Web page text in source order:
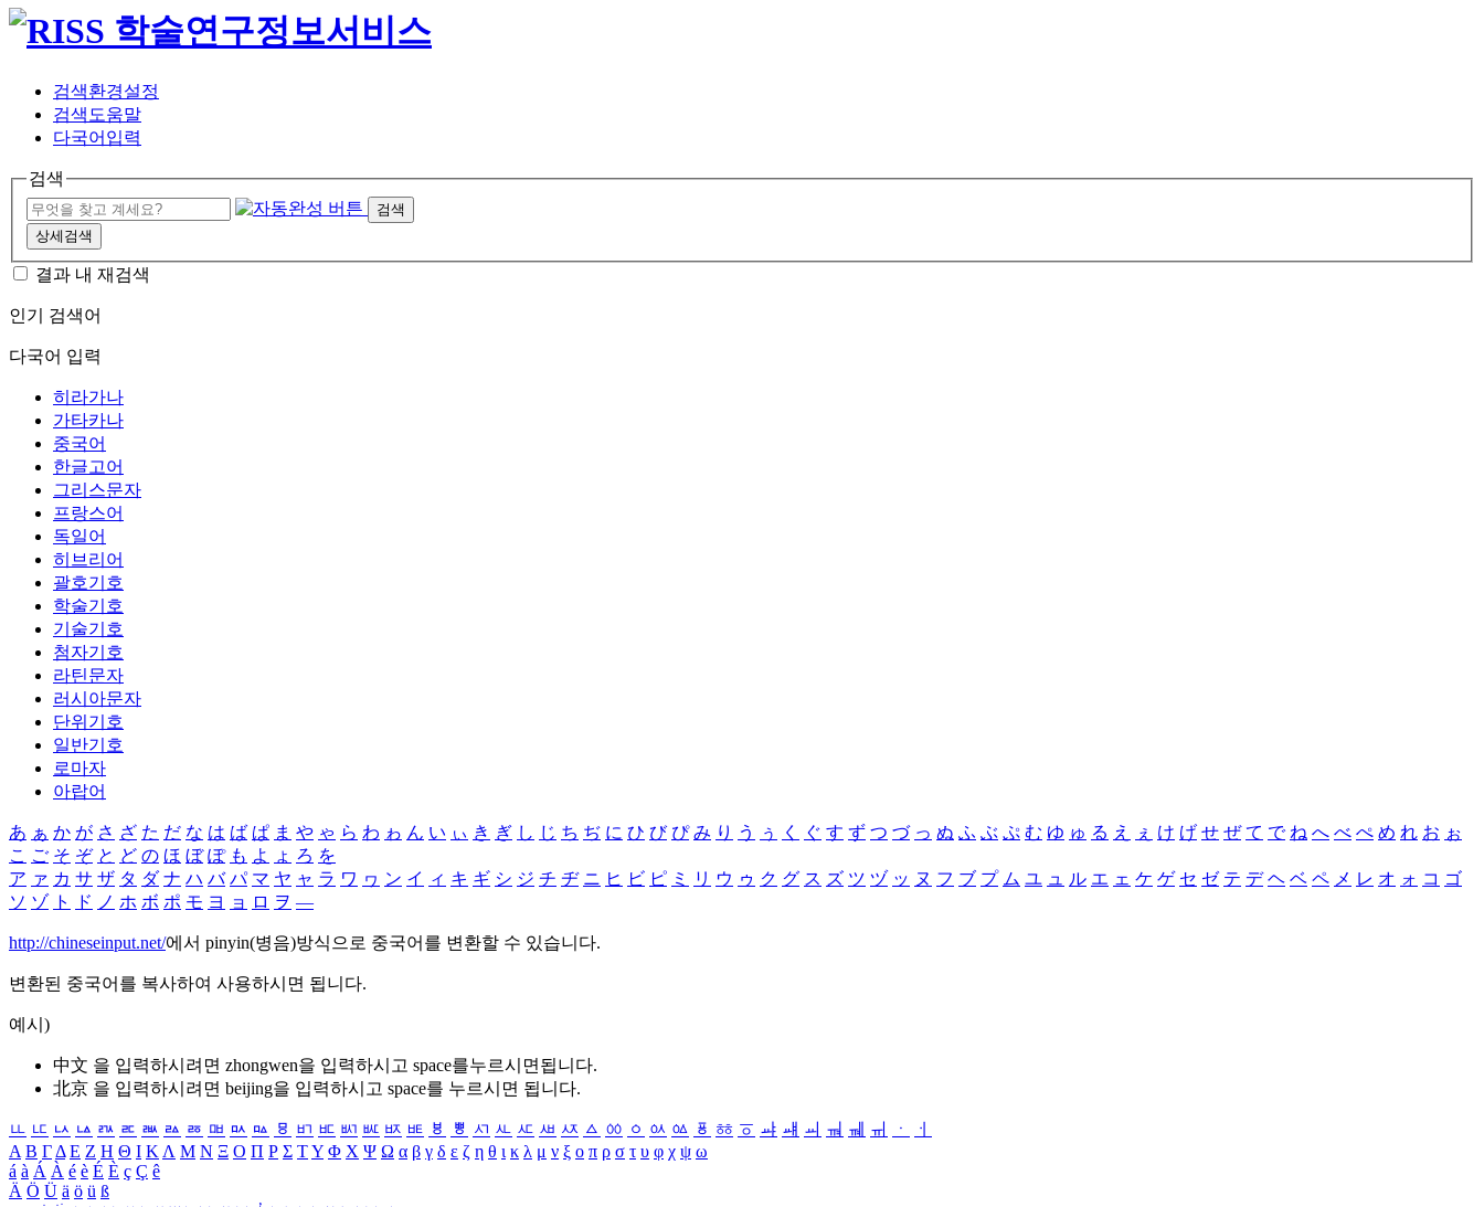
검색환경설정
검색도움말
다국어입력
검색
검색
상세검색
결과 내 재검색
인기 검색어
다국어 입력
히라가나
가타카나
중국어
한글고어
그리스문자
프랑스어
독일어
히브리어
괄호기호
학술기호
기술기호
첨자기호
라틴문자
러시아문자
단위기호
일반기호
로마자
아랍어
あ ぁ か が さ ざ た だ な は ば ぱ ま や ゃ ら わ ゎ ん い ぃ き ぎ し じ ち ぢ に ひ び ぴ み り う ぅ く ぐ す ず つ づ っ ぬ ふ ぶ ぷ む ゆ ゅ る え ぇ け げ せ ぜ て で ね へ べ ぺ め れ お ぉ
こ ご そ ぞ と ど の ほ ぼ ぽ も よ ょ ろ を
ア ァ カ サ ザ タ ダ ナ ハ バ パ マ ヤ ャ ラ ワ ヮ ン イ ィ キ ギ シ ジ チ ヂ ニ ヒ ビ ピ ミ リ ウ ゥ ク グ ス ズ ツ ヅ ッ ヌ フ ブ プ ム ユ ュ ル エ ェ ケ ゲ セ ゼ テ デ ヘ ベ ペ メ レ オ ォ コ ゴ
ソ ゾ ト ド ノ ホ ボ ポ モ ヨ ョ ロ ヲ ―
http://chineseinput.net/에서 pinyin(병음)방식으로 중국어를 변환할 수 있습니다.
변환된 중국어를 복사하여 사용하시면 됩니다.
예시)
中文 을 입력하시려면 zhongwen을 입력하시고 space를누르시면됩니다.
北京 을 입력하시려면 beijing을 입력하시고 space를 누르시면 됩니다.
ㅥ ㅦ ㅧ ㅨ ㅩ ㅪ ㅫ ㅬ ㅭ ㅮ ㅯ ㅰ ㅱ ㅲ ㅳ ㅴ ㅵ ㅶ ㅷ ㅸ ㅹ ㅺ ㅻ ㅼ ㅽ ㅾ ㅿ ㆀ ㆁ ㆂ ㆃ ㆄ ㆅ ㆆ ㆇ ㆈ ㆉ ㆊ ㆋ ㆌ ㆍ
ㆎ
Α Β ΓΔ Ε Ζ Η Θ Ι ΚΛ Μ Ν Ξ Ο Π Ρ Σ ΤΥ Φ Χ Ψ Ω α β γ δ ε ζ η θ ι κ λ μ ν ξ ο π ρ σ τ υ φ χ ψ ω
á à Á À é è É È ç Ç ê
Ä Ö Ü ä ö ü ß